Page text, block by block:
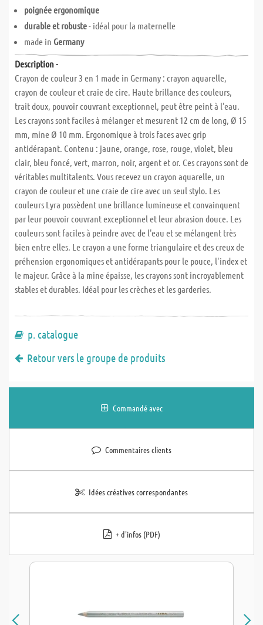
poignée ergonomique
durable et robuste- idéal pour la maternelle
made in Germany
Description -
Crayon de couleur 3 en 1 made in Germany : crayon aquarelle,
crayon de couleur et craie de cire. Haute brillance des couleurs,
trait doux, pouvoir couvrant exceptionnel, peut être peint à l'eau.
Les crayons sont faciles à mélanger et mesurent 12 cm de long, Ø 15
mm, mine Ø 10 mm. Ergonomique à trois faces avec grip
antidérapant. Contenu : jaune, orange, rose, rouge, violet, bleu
clair, bleu foncé, vert, marron, noir, argent et or. Ces crayons sont de
véritables multitalents. Vous recevez un crayon aquarelle, un
crayon de couleur et une craie de cire avec un seul stylo. Les
couleurs Lyra possèdent une brillance lumineuse et convainquent
par leur pouvoir couvrant exceptionnel et leur abrasion douce. Les
couleurs sont faciles à peindre avec de l'eau et se mélangent très
bien entre elles. Le crayon a une forme triangulaire et des creux de
préhension ergonomiques et antidérapants pour le pouce, l'index et
le majeur. Grâce à la mine épaisse, les crayons sont incroyablement
stables et durables. Idéal pour les crèches et les garderies.
p. catalogue
Retour vers le groupe de produits
Commandé avec
Commentaires clients
Idées créatives correspondantes
+ d'infos (PDF)